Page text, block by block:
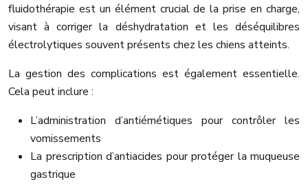
fluidothérapie est un élément crucial de la prise en charge,
visant à corriger la déshydratation et les déséquilibres
électrolytiques souvent présents chez les chiens atteints.
La gestion des complications est également essentielle.
Cela peut inclure :
L’administration d’antiémétiques pour contrôler les
vomissements
La prescription d’antiacides pour protéger la muqueuse
gastrique